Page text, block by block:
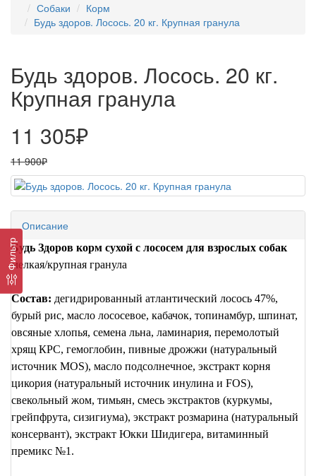
Фильтр
Собаки
Корм
Будь здоров. Лосось. 20 кг. Крупная гранула
Будь здоров. Лосось. 20 кг.
Крупная гранула
11 305₽
11 900₽
Описание
Будь Здоров корм сухой с лососем для взрослых собак
мелкая/крупная гранула
Состав: дегидрированный атлантический лосось 47%,
бурый рис, масло лососевое, кабачок, топинамбур, шпинат,
овсяные хлопья, семена льна, ламинария, перемолотый
хрящ КРС, гемоглобин, пивные дрожжи (натуральный
источник MOS), масло подсолнечное, экстракт корня
цикория (натуральный источник инулина и FOS),
свекольный жом, тимьян, смесь экстрактов (куркумы,
грейпфрута, сизигиума), экстракт розмарина (натуральный
консервант), экстракт Юкки Шидигера, витаминный
премикс №1.